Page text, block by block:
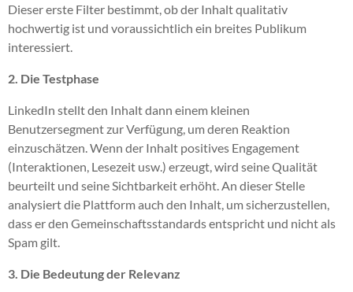
Dieser erste Filter bestimmt, ob der Inhalt qualitativ
hochwertig ist und voraussichtlich ein breites Publikum
interessiert.
2. Die Testphase
LinkedIn stellt den Inhalt dann einem kleinen
Benutzersegment zur Verfügung, um deren Reaktion
einzuschätzen. Wenn der Inhalt positives Engagement
(Interaktionen, Lesezeit usw.) erzeugt, wird seine Qualität
beurteilt und seine Sichtbarkeit erhöht. An dieser Stelle
analysiert die Plattform auch den Inhalt, um sicherzustellen,
dass er den Gemeinschaftsstandards entspricht und nicht als
Spam gilt.
3. Die Bedeutung der Relevanz